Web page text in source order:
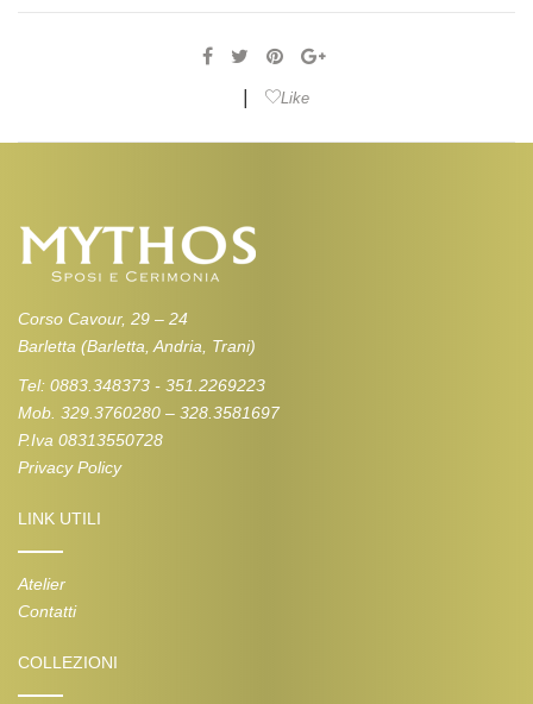
Like
Corso Cavour, 29 – 24
Barletta (Barletta, Andria, Trani)
Tel: 0883.348373 - 351.2269223
Mob. 329.3760280 – 328.3581697
P.Iva 08313550728
Privacy Policy
LINK UTILI
Atelier
Contatti
COLLEZIONI